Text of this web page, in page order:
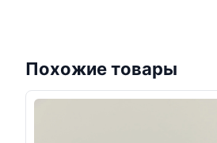
Похожие товары